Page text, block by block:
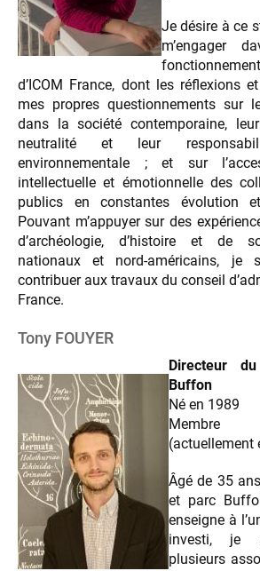
Je désire à ce
m’engager
d’ICOM France, dont les réflexions
mes propres questionnements sur
dans la société contemporaine,
neutralité et leur
environnementale ; et sur
intellectuelle et émotionnelle des
publics en constantes évolution
Pouvant m’appuyer sur des
d’archéologie, d’histoire et de
nationaux et nord-américains, je
contribuer aux travaux du conseil
France.
Tony FOUYER
Directeur
Buffon
Né en 1989
Membre
(actuellement
Âgé de 35
et parc
enseigne à
investi, je
plusieurs